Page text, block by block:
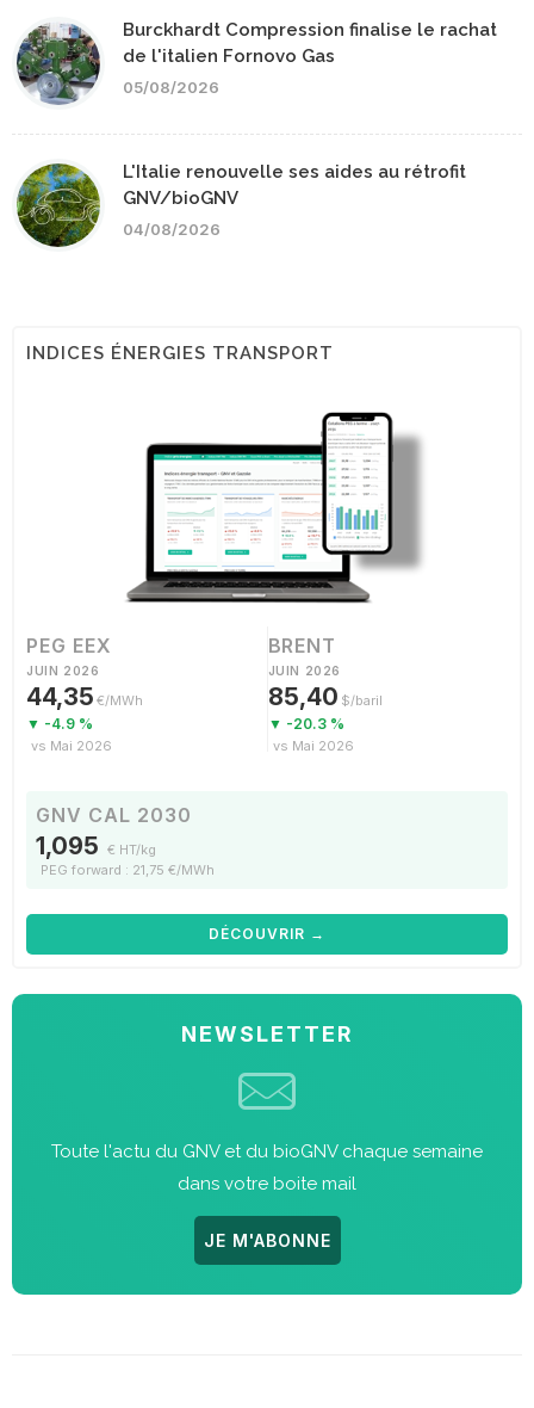
Burckhardt Compression finalise le rachat
de l'italien Fornovo Gas
05/08/2026
L'Italie renouvelle ses aides au rétrofit
GNV/bioGNV
04/08/2026
INDICES ÉNERGIES TRANSPORT
PEG EEX
JUIN 2026
44,35 €/MWh
▼ -4.9 %
vs Mai 2026
BRENT
JUIN 2026
85,40 $/baril
▼ -20.3 %
vs Mai 2026
GNV CAL 2030
1,095 € HT/kg
PEG forward : 21,75 €/MWh
DÉCOUVRIR →
NEWSLETTER
Toute l'actu du GNV et du bioGNV chaque semaine
dans votre boite mail
JE M'ABONNE